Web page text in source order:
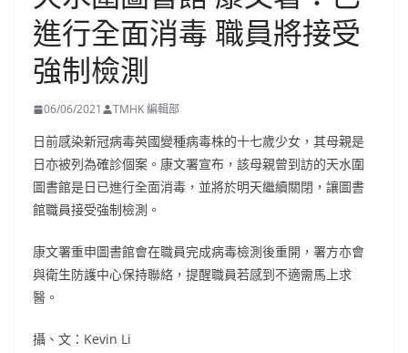
進行全面消毒 職員將接受
強制檢測
06/06/2021 TMHK 編輯部
日前感染新冠病毒英國變種病毒株的十七歲少女，其母親是
日亦被列為確診個案。康文署宣布，該母親曾到訪的天水圍
圖書館是日已進行全面消毒，並將於明天繼續關閉，讓圖書
館職員接受強制檢測。
康文署重申圖書館會在職員完成病毒檢測後重開，署方亦會
與衛生防護中心保持聯絡，提醒職員若感到不適需馬上求
醫。
攝、文：Kevin Li